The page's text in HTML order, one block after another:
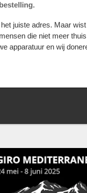
juiste adres. Maar
die niet meer
apparatuur en wij